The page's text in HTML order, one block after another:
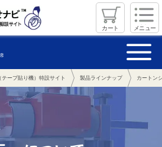
カート メニュー
ープ貼り機）特設サイト 製品ラインナップ カートン